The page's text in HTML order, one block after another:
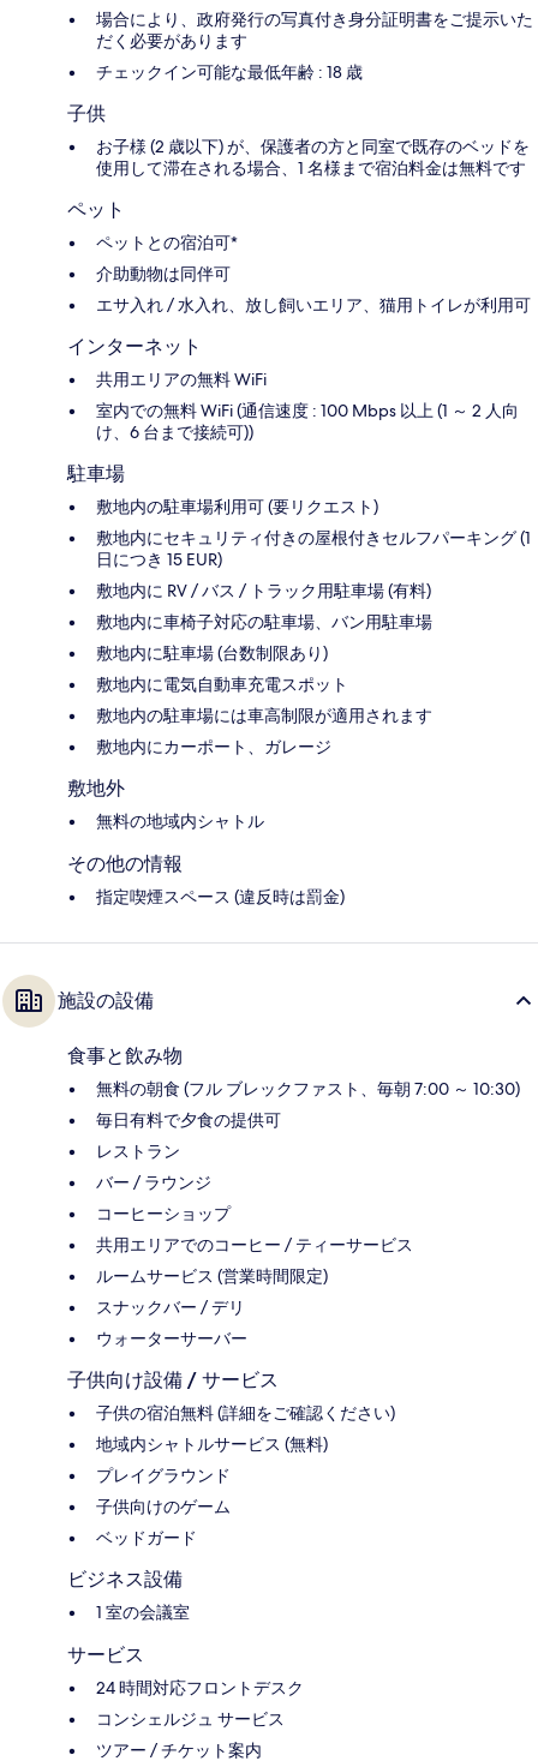
場合により、政府発行の写真付き身分証明書をご提示いた
だく必要があります
チェックイン可能な最低年齢 : 18 歳
子供
お子様 (2 歳以下) が、保護者の方と同室で既存のベッドを
使用して滞在される場合、1 名様まで宿泊料金は無料です
ペット
ペットとの宿泊可*
介助動物は同伴可
エサ入れ / 水入れ、放し飼いエリア、猫用トイレが利用可
インターネット
共用エリアの無料 WiFi
室内での無料 WiFi (通信速度 : 100 Mbps 以上 (1 ～ 2 人向
け、6 台まで接続可))
駐車場
敷地内の駐車場利用可 (要リクエスト)
敷地内にセキュリティ付きの屋根付きセルフパーキング (1
日につき 15 EUR)
敷地内に RV / バス / トラック用駐車場 (有料)
敷地内に車椅子対応の駐車場、バン用駐車場
敷地内に駐車場 (台数制限あり)
敷地内に電気自動車充電スポット
敷地内の駐車場には車高制限が適用されます
敷地内にカーポート、ガレージ
敷地外
無料の地域内シャトル
その他の情報
指定喫煙スペース (違反時は罰金)
施設の設備
食事と飲み物
無料の朝食 (フル ブレックファスト、毎朝 7:00 ～ 10:30)
毎日有料で夕食の提供可
レストラン
バー / ラウンジ
コーヒーショップ
共用エリアでのコーヒー / ティーサービス
ルームサービス (営業時間限定)
スナックバー / デリ
ウォーターサーバー
子供向け設備 / サービス
子供の宿泊無料 (詳細をご確認ください)
地域内シャトルサービス (無料)
プレイグラウンド
子供向けのゲーム
ベッドガード
ビジネス設備
1 室の会議室
サービス
24 時間対応フロントデスク
コンシェルジュ サービス
ツアー / チケット案内